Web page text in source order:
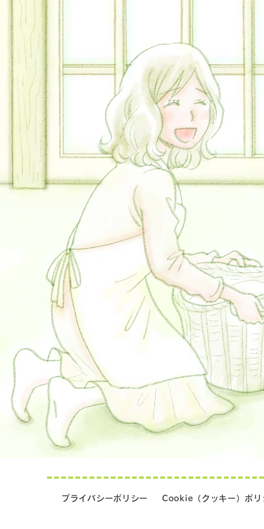
プライバシーポリシー Cookie（クッキー）ポリ